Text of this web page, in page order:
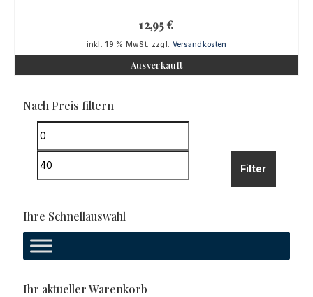
12,95€
inkl. 19 % MwSt. zzgl. Versandkosten
Ausverkauft
Nach Preis filtern
Min.
Max.
Filter
Ihre Schnellauswahl
Ihr aktueller Warenkorb